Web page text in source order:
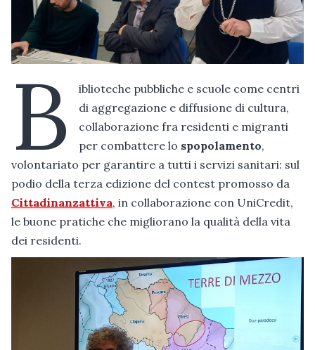
B
iblioteche pubbliche e scuole come centri
di aggregazione e diffusione di cultura,
collaborazione fra residenti e migranti
per combattere lo spopolamento,
volontariato per garantire a tutti i servizi sanitari: sul
podio della terza edizione del contest promosso da
Cittadinanzattiva, in collaborazione con UniCredit,
le buone pratiche che migliorano la qualità della vita
dei residenti.